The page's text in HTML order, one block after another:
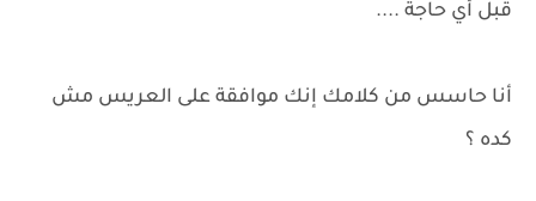
قبل أي حاجة ....
أنا حاسس من كلامك إنك موافقة على العريس مش
كده ؟